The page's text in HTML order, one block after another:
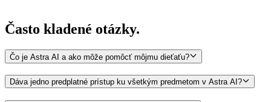
Často kladené otázky.
Čo je Astra AI a ako môže pomôcť môjmu dieťaťu?
Dáva jedno predplatné prístup ku všetkým predmetom v Astra AI?